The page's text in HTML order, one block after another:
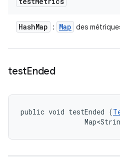
HashMap : Map des
testEnded
public void testEnded (